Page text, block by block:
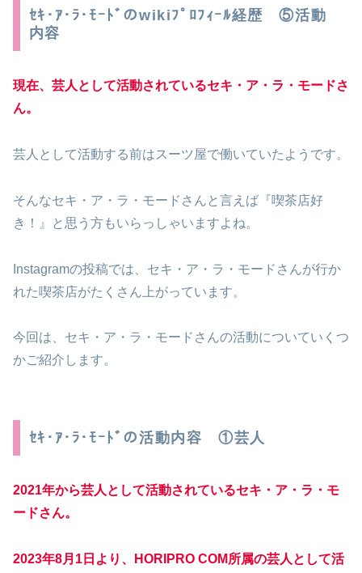
ｾｷ･ｱ･ﾗ･ﾓｰﾄﾞのwikiﾌﾟﾛﾌｨｰﾙ経歴 ⑤活動
内容
現在、芸人として活動されているセキ・ア・ラ・モードさ
ん。
芸人として活動する前はスーツ屋で働いていたようです。
そんなセキ・ア・ラ・モードさんと言えば『喫茶店好
き！』と思う方もいらっしゃいますよね。
Instagramの投稿では、セキ・ア・ラ・モードさんが行か
れた喫茶店がたくさん上がっています。
今回は、セキ・ア・ラ・モードさんの活動についていくつ
かご紹介します。
ｾｷ･ｱ･ﾗ･ﾓｰﾄﾞの活動内容 ①芸人
2021年から芸人として活動されているセキ・ア・ラ・モ
ードさん。
2023年8月1日より、 HORIPRO COM所属の芸人として活